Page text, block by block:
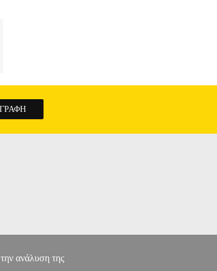
ανάλυση της